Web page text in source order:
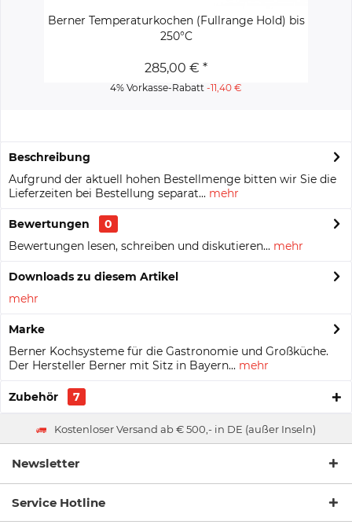
Berner Temperaturkochen (Fullrange Hold) bis
250°C
285,00 € *
4% Vorkasse-Rabatt -11,40 €
Beschreibung
Aufgrund der aktuell hohen Bestellmenge bitten wir Sie die
Lieferzeiten bei Bestellung separat... mehr
Bewertungen
0
Bewertungen lesen, schreiben und diskutieren... mehr
Downloads zu diesem Artikel
mehr
Marke
Berner Kochsysteme für die Gastronomie und Großküche.
Der Hersteller Berner mit Sitz in Bayern... mehr
Zubehör 7
Kostenloser Versand ab € 500,- in DE (außer Inseln)
Newsletter
Service Hotline